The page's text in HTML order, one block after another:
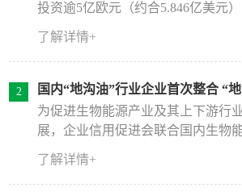
投资逾5亿欧元（约合5.846亿美元
特（Grandpuits）炼油厂改造成一
动物脂肪和废弃的食用油。
了解详情+
国内“地沟油”行业企业首次整合 “
利用
为促进生物能源产业及其上下游行
展，企业信用促进会联合国内生物
成立了生物能源专业委员会(以下简
2月26召开了专委会成立大会。据介
立旨在为生物能源产业的发展搭建
了解详情+